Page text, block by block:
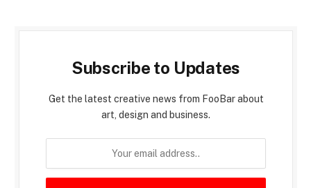
Subscribe to Updates
Get the latest creative news from FooBar about
art, design and business.